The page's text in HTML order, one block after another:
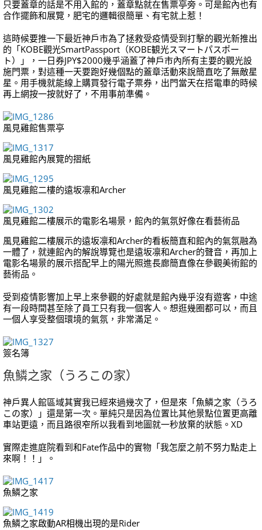
只要蓋章的話是不用入館的，蓋章點就在售票亭旁。可是館內也有
合作擺飾和展覽，肥宅的邏輯很簡單、有宅就上惹！
這時候要推一下最近神戶市為了拯救受疫情受到打擊的觀光新推出
的「KOBE觀光SmartPassport（KOBE観光スマートパスポー
ト）」，一日券JPY$2000幾乎涵蓋了神戶市內所有主要的觀光設
施門票，對這種一天要跑好幾個點的蓋章活動來說簡直吃了無敵星
星。用手機就能線上購買發行電子票券，出門當天在搭電車的時候
再上網按一按就好了，不用事前準備。
風見雞館售票亭
風見雞館內展覽的摺紙
風見雞館二樓的遠坂凛和Archer
風見雞館二樓展示的電影名場景，館內的氣氛好像在看藝術品
風見雞館二樓展示的遠坂凛和Archer的看板簡直和館內的氣氛融為
一體了，就連館內的解說導覽也是遠坂凛和Archer的聲音，再加上
電影名場景的展示搭配早上的陽光照進長廊簡直像在參觀美術館的
藝術品。
受到疫情影響加上早上來參觀的好處就是館內幾乎沒有遊客，中途
有一段時間甚至除了員工只有我一個客人。想逛幾圈都可以，而且
一個人享受整個環境的氣氛，非常滿足。
簽名簿
魚鱗之家（うろこの家）
神戶異人館區域其實我已經來過幾次了，但是來「魚鱗之家（うろ
この家）」還是第一次。單純只是因為位置比其他景點位置更高離
車站更遠，而且路很窄所以我看到地圖就一秒放棄的狀態。XD
實際走進庭院看到和Fate作品中的實物「我怎麼之前不努力點走上
來啊！！」。
魚鱗之家
魚鱗之家啟動AR相機出現的是Rider